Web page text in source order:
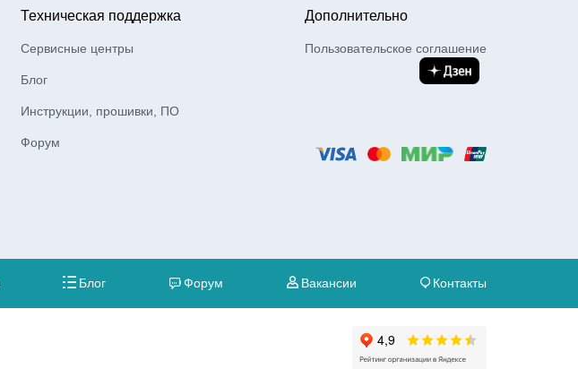
Техническая поддержка
Сервисные центры
Блог
Инструкции, прошивки, ПО
Форум
Дополнительно
Пользовательское соглашение
Блог Форум Вакансии Контакты